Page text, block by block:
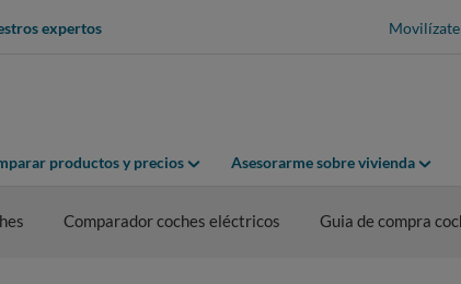
expertos Movilízate
productos y precios Asesorarme sobre vivienda
Comparador coches eléctricos Guia de compra